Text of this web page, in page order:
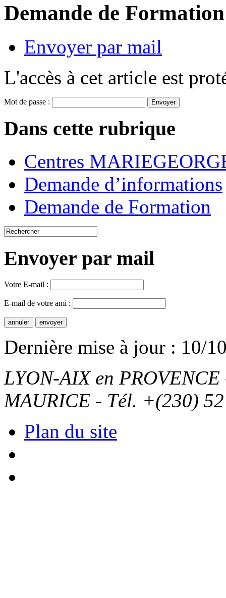
Demande de Formation
Envoyer par mail
L'accès à cet article est
Mot de passe :
Dans cette rubrique
Centres
Demande d’informations
Demande de Formation
Envoyer par mail
Votre E-mail :
E-mail de votre ami :
Dernière mise à jour : 10/
LYON-AIX en
MAURICE - Tél. +(230)
Plan du site